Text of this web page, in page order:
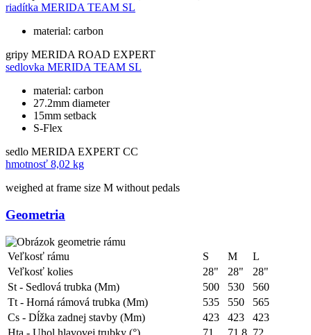
riadítka MERIDA TEAM SL
material: carbon
gripy MERIDA ROAD EXPERT
sedlovka MERIDA TEAM SL
material: carbon
27.2mm diameter
15mm setback
S-Flex
sedlo MERIDA EXPERT CC
hmotnosť 8,02 kg
weighed at frame size M without pedals
Geometria
Veľkosť rámu S M
L
Veľkosť kolies
28" 28"
28"
St - Sedlová trubka (Mm)
500 530
560
Tt - Horná rámová trubka (Mm)
535 550
565
Cs - Dĺžka zadnej stavby (Mm)
423 423
423
Hta - Uhol hlavovej trubky (°)
71 71.8 72